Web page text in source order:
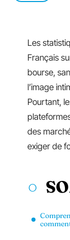
Les
Français
bourse,
l’image
Pourtant,
des
exiger de